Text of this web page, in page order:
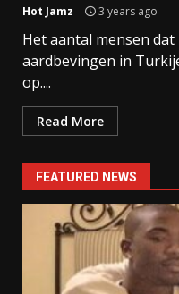
Hot Jamz 3 years ago
Het aantal mensen
aardbevingen in
op....
Read More
FEATURED NEWS